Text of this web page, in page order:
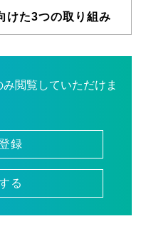
た3つの取り組み
閲覧していただけま
録
る